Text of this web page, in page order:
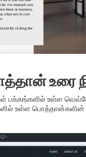
உரை
உள்ள
உள்ள பொத்தான்களின்